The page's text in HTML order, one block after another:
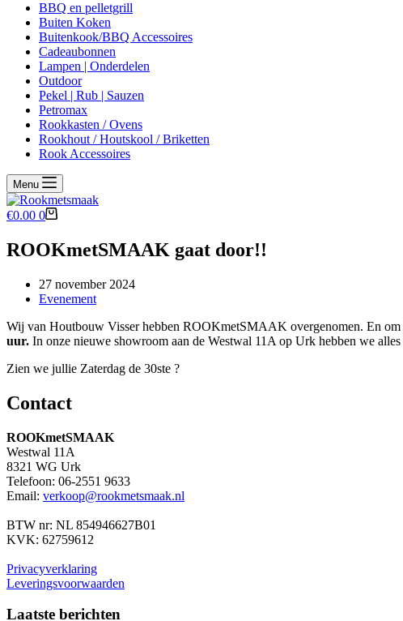
BBQ en pelletgrill
Buiten Koken
Buitenkook/BBQ Accessoires
Cadeaubonnen
Lampen | Onderdelen
Outdoor
Pekel | Rub | Sauzen
Petromax
Rookkasten / Ovens
Rookhout / Houtskool / Briketten
Rook Accessoires
Menu
Winkelwagen
€0.00 0
ROOKmetSMAAK gaat door!!
27 november 2024
Evenement
Wij van Houtbouw Visser hebben ROOKmetSMAAK overgenomen. En
uur. In onze nieuwe showroom aan de Westwal 11A op Urk hebben we
Zien we jullie Zaterdag de 30ste ?
Contact
ROOKmetSMAAK
Westwal 11A
8321 WG Urk
Telefoon: 06-2551 9633
Email: verkoop@rookmetsmaak.nl
BTW nr: NL 854946627B01
KVK: 62759612
Privacyverklaring
Leveringsvoorwaarden
Laatste berichten